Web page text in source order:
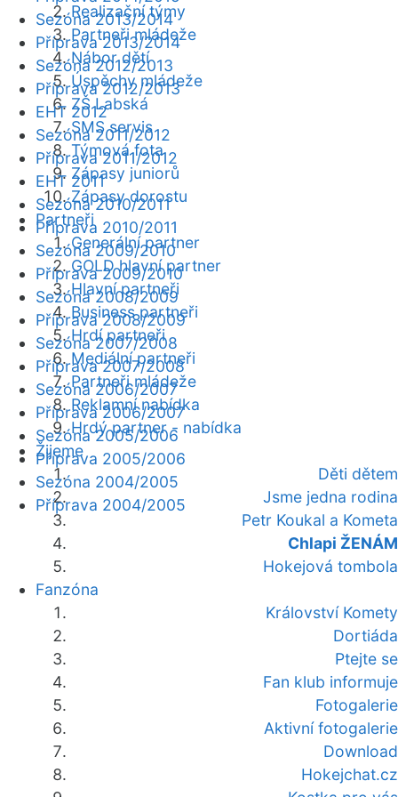
Realizační týmy
Partneři mládeže
Nábor dětí
Úspěchy mládeže
ZŠ Labská
SMS servis
Týmová fota
Zápasy juniorů
Zápasy dorostu
Partneři
Generální partner
GOLD hlavní partner
Hlavní partneři
Business partneři
Hrdí partneři
Mediální partneři
Partneři mládeže
Reklamní nabídka
Hrdý partner - nabídka
Žijeme
Děti dětem
Jsme jedna rodina
Petr Koukal a Kometa
Chlapi ŽENÁM
Hokejová tombola
Fanzóna
Království Komety
Dortiáda
Ptejte se
Fan klub informuje
Fotogalerie
Aktivní fotogalerie
Download
Hokejchat.cz
Sezóna 2013/2014
Příprava 2013/2014
Sezóna 2012/2013
Příprava 2012/2013
EHT 2012
Sezóna 2011/2012
Příprava 2011/2012
EHT 2011
Sezóna 2010/2011
Příprava 2010/2011
Sezóna 2009/2010
Příprava 2009/2010
Sezóna 2008/2009
Příprava 2008/2009
Sezóna 2007/2008
Příprava 2007/2008
Sezóna 2006/2007
Příprava 2006/2007
Sezóna 2005/2006
Příprava 2005/2006
Sezóna 2004/2005
Příprava 2004/2005